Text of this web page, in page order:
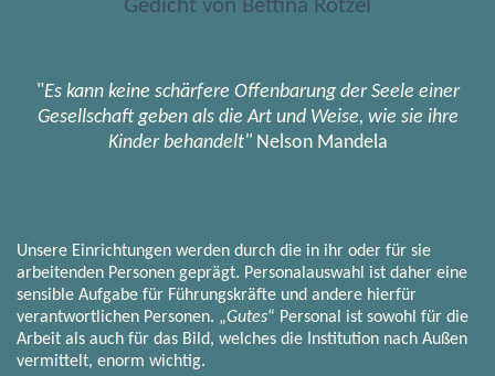
Gedicht von Bettina Rötzel
"Es kann keine schärfere Offenbarung der Seele einer
Gesellschaft geben als die Art und Weise, wie sie ihre
Kinder behandelt"Nelson Mandela
Unsere Einrichtungen werden durch die in ihr oder für sie
arbeitenden Personen geprägt. Personalauswahl ist daher eine
sensible Aufgabe für Führungskräfte und andere hierfür
verantwortlichen Personen. „Gutes“ Personal ist sowohl für die
Arbeit als auch für das Bild, welches die Institution nach Außen
vermittelt, enorm wichtig.